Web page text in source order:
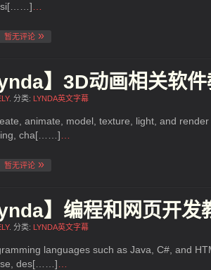
暂无评论
】3D动画相关软
. 分类: LYNDA英文字幕
animate, model, texture, light, and
cha[……]
暂无评论
】编程和网页开
. 分类: LYNDA英文字幕
languages such as Java, C#, and
des[……]